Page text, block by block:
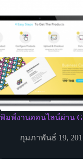
พิมพ์งานออนไลน์ผ่าน
กุมภาพันธ์ 19,